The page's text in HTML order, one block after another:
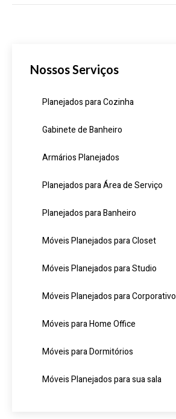
Nossos Serviços
Planejados para Cozinha
Gabinete de Banheiro
Armários Planejados
Planejados para Área de Serviço
Planejados para Banheiro
Móveis Planejados para Closet
Móveis Planejados para Studio
Móveis Planejados para Corporativo
Móveis para Home Office
Móveis para Dormitórios
Móveis Planejados para sua sala